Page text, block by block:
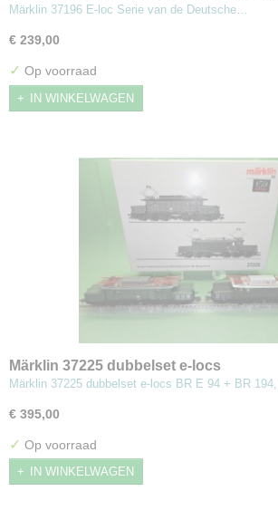
Reichsbahn-Gesellschaft (DRG).
Märklin 37196 E-loc Serie van de Deutsche…
€ 239,00
✓ Op voorraad
IN WINKELWAGEN
Märklin 37225 dubbelset e-locs
Märklin 37225 dubbelset e-locs BR E 94 + BR
€ 395,00
✓ Op voorraad
IN WINKELWAGEN